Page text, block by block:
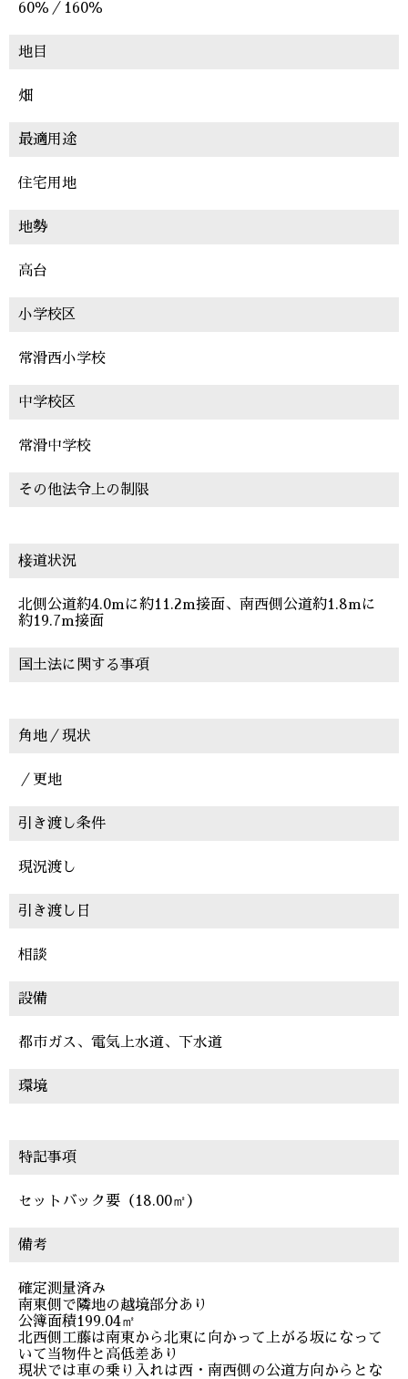
60％／160％
地目
畑
最適用途
住宅用地
地勢
高台
小学校区
常滑西小学校
中学校区
常滑中学校
その他法令上の制限
椄道状況
北側公道約4.0mに約11.2m接面、南西側公道約1.8mに
約19.7m接面
国土法に関する事項
角地／現状
／更地
引き渡し条件
現況渡し
引き渡し日
相談
設備
都市ガス、電気上水道、下水道
環境
特記事項
セットバック要（18.00㎡）
備考
確定測量済み
南東側で隣地の越境部分あり
公簿面積199.04㎡
北西側工藤は南東から北東に向かって上がる坂になって
いて当物件と高低差あり
現状では車の乗り入れは西・南西側の公道方向からとな